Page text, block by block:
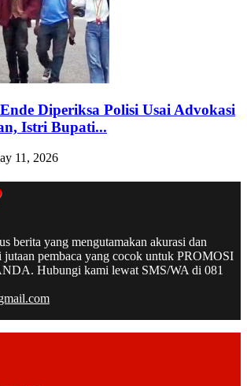
Diperiksa Polisi Usai Advokasi
Istri Bupati...
11, 2026
berita yang mengutamakan akurasi dan
pembaca yang cocok untuk PROMOSI
Hubungi kami lewat SMS/WA di 081